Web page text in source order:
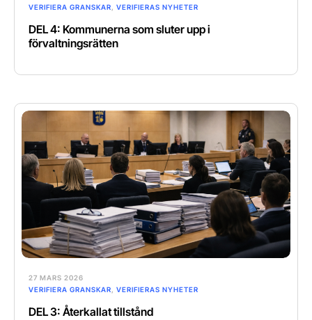
VERIFIERA GRANSKAR
VERIFIERAS NYHETER
DEL 4: Kommunerna som sluter upp i
förvaltningsrätten
27 MARS 2026
VERIFIERA GRANSKAR
VERIFIERAS NYHETER
DEL 3: Återkallat tillstånd